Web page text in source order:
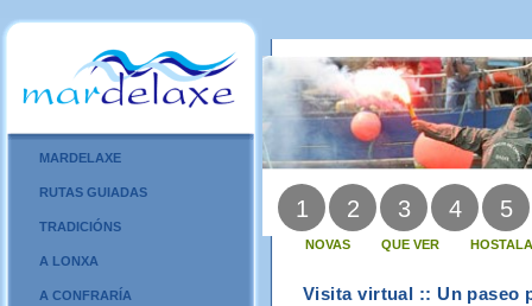
MARDELAXE
RUTAS GUIADAS
TRADICIÓNS
A LONXA
A CONFRARÍA
1 2 3 4 5
NOVAS QUE VER
Visita virtual :: Un paseo